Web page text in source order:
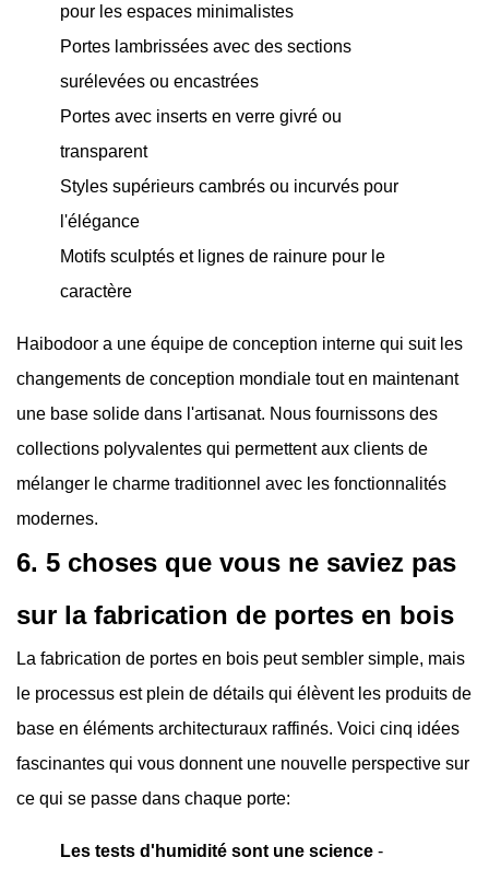
pour les espaces minimalistes
Portes lambrissées avec des sections
surélevées ou encastrées
Portes avec inserts en verre givré ou
transparent
Styles supérieurs cambrés ou incurvés pour
l'élégance
Motifs sculptés et lignes de rainure pour le
caractère
Haibodoor a une équipe de conception interne qui suit les
changements de conception mondiale tout en maintenant
une base solide dans l'artisanat. Nous fournissons des
collections polyvalentes qui permettent aux clients de
mélanger le charme traditionnel avec les fonctionnalités
modernes.
6. 5 choses que vous ne saviez pas
sur la fabrication de portes en bois
La fabrication de portes en bois peut sembler simple, mais
le processus est plein de détails qui élèvent les produits de
base en éléments architecturaux raffinés. Voici cinq idées
fascinantes qui vous donnent une nouvelle perspective sur
ce qui se passe dans chaque porte:
Les tests d'humidité sont une science -